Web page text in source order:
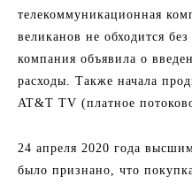
телекоммуникационная
великанов не обходится
компания объявила о
расходы. Также начала
AT&T TV (платное
24 апреля 2020 года
было признано, что